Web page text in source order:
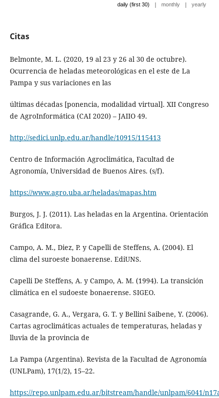
daily (first 30) | monthly | yearly
Citas
Belmonte, M. L. (2020, 19 al 23 y 26 al 30 de octubre).
Ocurrencia de heladas meteorológicas en el este de La
Pampa y sus variaciones en las
últimas décadas [ponencia, modalidad virtual]. XII Congreso
de AgroInformática (CAI 2020) – JAIIO 49.
http://sedici.unlp.edu.ar/handle/10915/115413
Centro de Información Agroclimática, Facultad de
Agronomía, Universidad de Buenos Aires. (s/f).
https://www.agro.uba.ar/heladas/mapas.htm
Burgos, J. J. (2011). Las heladas en la Argentina. Orientación
Gráfica Editora.
Campo, A. M., Diez, P. y Capelli de Steffens, A. (2004). El
clima del suroeste bonaerense. EdiUNS.
Capelli De Steffens, A. y Campo, A. M. (1994). La transición
climática en el sudoeste bonaerense. SIGEO.
Casagrande, G. A., Vergara, G. T. y Bellini Saibene, Y. (2006).
Cartas agroclimáticas actuales de temperaturas, heladas y
lluvia de la provincia de
La Pampa (Argentina). Revista de la Facultad de Agronomía
(UNLPam), 17(1/2), 15–22.
https://repo.unlpam.edu.ar/bitstream/handle/unlpam/6041/